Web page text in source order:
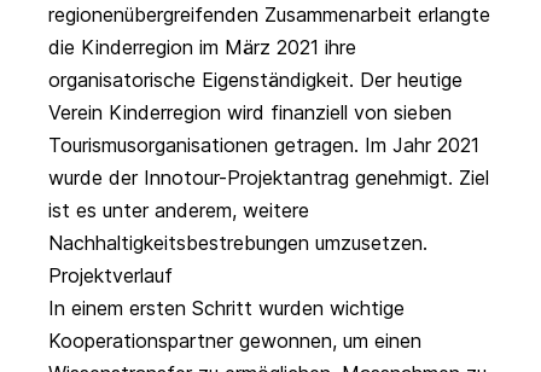
regionenübergreifenden Zusammenarbeit erlangte
die Kinderregion im März 2021 ihre
organisatorische Eigenständigkeit. Der heutige
Verein Kinderregion wird finanziell von sieben
Tourismusorganisationen getragen. Im Jahr 2021
wurde der Innotour-Projektantrag genehmigt. Ziel
ist es unter anderem, weitere
Nachhaltigkeitsbestrebungen umzusetzen.
Projektverlauf
In einem ersten Schritt wurden wichtige
Kooperationspartner gewonnen, um einen